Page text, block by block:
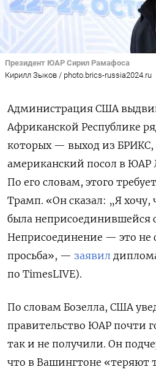
Президент ЮАР Сирил Рамафоса
Кирилл Зыков / photo.brics-russia2024.ru
Администрация США
Африканской Республике
которых — выход из БРИКС,
американский посол в ЮАР
По его словам, этого
Трамп. «Он сказал: „Я
была неприсоединившейся
Неприсоединение — это
просьба», — заявил
по TimesLIVE).
По словам Бозелла, США
правительство ЮАР почти
так и не получили. Он
что в Вашингтоне «теряют